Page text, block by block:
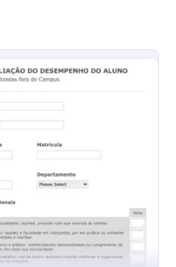
Visualizar : Ficha De